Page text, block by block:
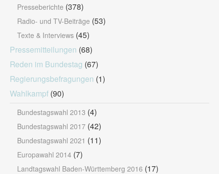
Presseberichte (378)
Radio- und TV-Beiträge (53)
Texte & Interviews (45)
Pressemitteilungen (68)
Reden im Bundestag (67)
Regierungsbefragungen (1)
Wahlkampf (90)
Bundestagswahl 2013 (4)
Bundestagswahl 2017 (42)
Bundestagswahl 2021 (11)
Europawahl 2014 (7)
Landtagswahl Baden-Württemberg 2016 (17)